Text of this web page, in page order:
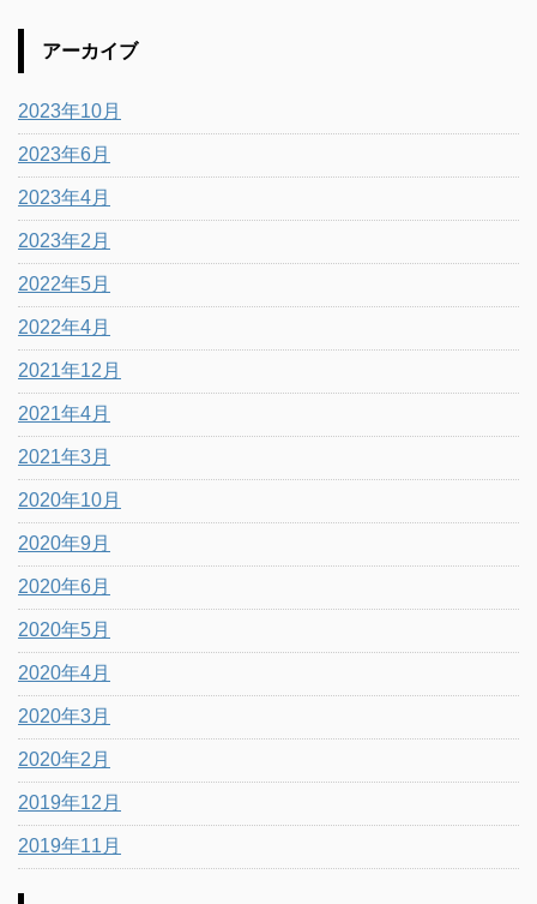
アーカイブ
2023年10月
2023年6月
2023年4月
2023年2月
2022年5月
2022年4月
2021年12月
2021年4月
2021年3月
2020年10月
2020年9月
2020年6月
2020年5月
2020年4月
2020年3月
2020年2月
2019年12月
2019年11月